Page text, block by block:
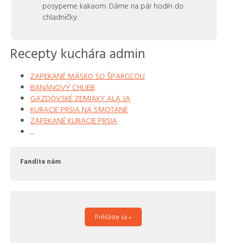
posypeme kakaom. Dáme na pár hodín do
chladničky.
Recepty kuchára admin
ZAPEKANÉ MÄSKO SO ŠPARGĽOU
BANÁNOVÝ CHLIEB
GAZDOVSKÉ ZEMIAKY ALA JA
KURACIE PRSIA NA SMOTANE
ZAPEKANÉ KURACIE PRSIA
...
Fandite nám
Prihláste sa »